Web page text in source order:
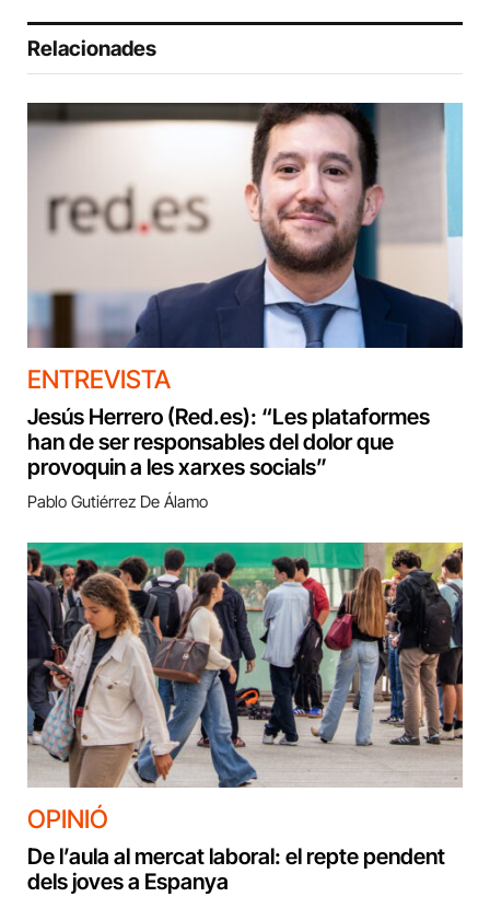
Relacionades
ENTREVISTA
Jesús Herrero (Red.es): “Les plataformes
han de ser responsables del dolor que
provoquin a les xarxes socials”
Pablo Gutiérrez De Álamo
OPINIÓ
De l’aula al mercat laboral: el repte pendent
dels joves a Espanya